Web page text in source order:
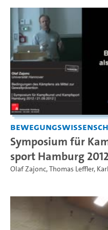
Symposium für
sport Hamburg
Olaf Zajonc,Thomas Leffler,